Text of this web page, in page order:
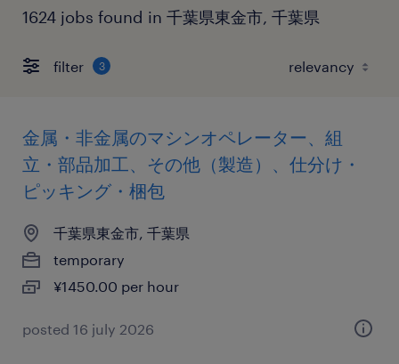
1624 jobs found in 千葉県東金市, 千葉県
filter 3
金属・非金属のマシンオペレーター、組
立・部品加工、その他（製造）、仕分け・
ピッキング・梱包
千葉県東金市, 千葉県
temporary
¥1450.00 per hour
posted 16 july 2026